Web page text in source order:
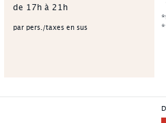
de 17h à 21h
par pers./taxes en sus